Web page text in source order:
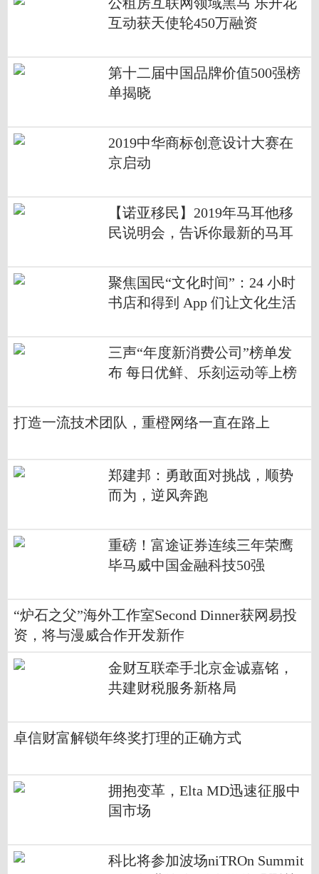
公租房互联网领域黑马 乐开花
互动获天使轮450万融资
第十二届中国品牌价值500强榜
单揭晓
2019中华商标创意设计大赛在
京启动
【诺亚移民】2019年马耳他移
民说明会，告诉你最新的马耳
聚焦国民“文化时间”：24 小时
书店和得到 App 们让文化生活
三声“年度新消费公司”榜单发
布 每日优鲜、乐刻运动等上榜
打造一流技术团队，重橙网络一直在路上
郑建邦：勇敢面对挑战，顺势
而为，逆风奔跑
重磅！富途证券连续三年荣鹰
毕马威中国金融科技50强
“炉石之父”海外工作室Second Dinner获网易投
资，将与漫威合作开发新作
金财互联牵手北京金诚嘉铭，
共建财税服务新格局
卓信财富解锁年终奖打理的正确方式
拥抱变革，Elta MD迅速征服中
国市场
科比将参加波场niTROn Summit